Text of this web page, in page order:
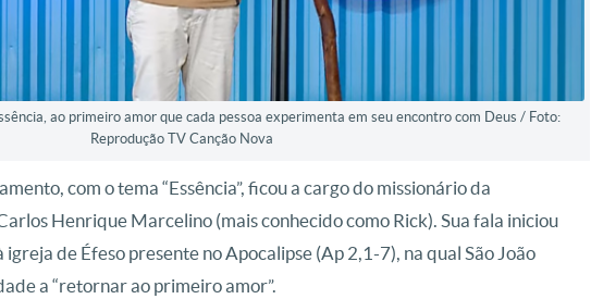
ao primeiro amor que cada pessoa experimenta em seu encontro com Deus / Foto:
Reprodução TV Canção Nova
com o tema “Essência”, ficou a cargo do missionário da
Henrique Marcelino (mais conhecido como Rick). Sua fala iniciou
de Éfeso presente no Apocalipse (Ap 2,1-7), na qual São João
a “retornar ao primeiro amor”.